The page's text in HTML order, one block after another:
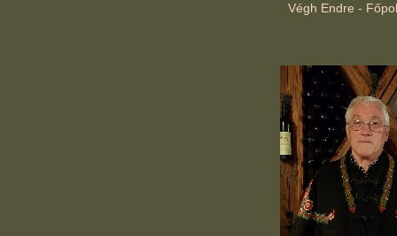
Végh Endre -